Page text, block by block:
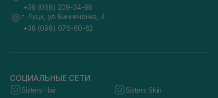
+38 (068) 209-34-88
г. Луцк, ул. Винниченка, 4
+38 (098) 076-60-62
СОЦИАЛЬНЫЕ СЕТИ
Sisters Hair Sisters Skin